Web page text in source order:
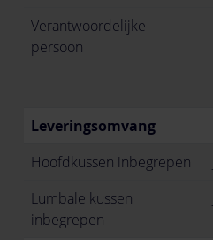
Verantwoordelijke
persoon
Leveringsomvang
Hoofdkussen inbegrepen
Lumbale kussen
inbegrepen